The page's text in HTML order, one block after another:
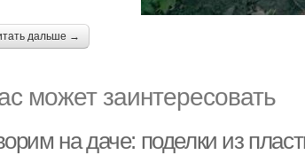
дальше →
может заинтересовать
на даче: поделки из